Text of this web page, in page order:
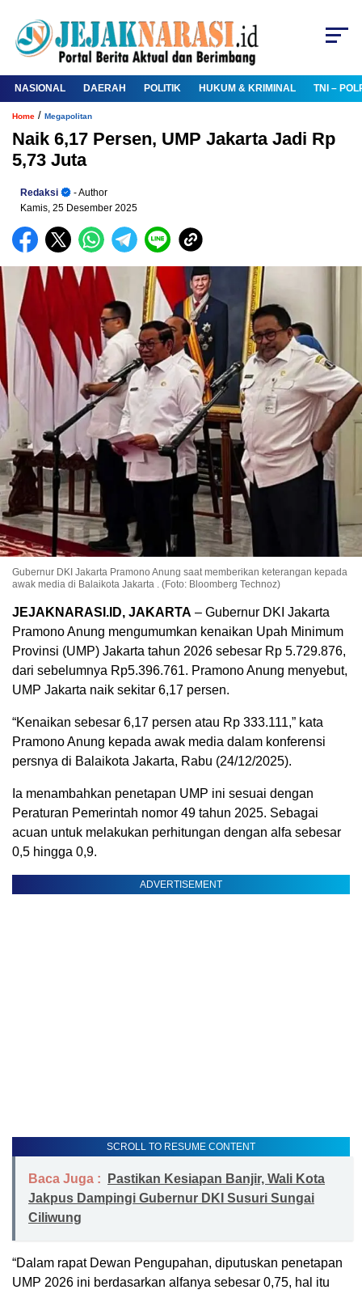
NASIONAL DAERAH POLITIK HUKUM & KRIMINAL TNI –
Home / Megapolitan
Naik 6,17 Persen, UMP Jakarta Jadi Rp
5,73 Juta
Redaksi
- Author
Kamis, 25 Desember 2025
Gubernur DKI Jakarta Pramono Anung saat memberikan keterangan kepada
awak media di Balaikota Jakarta . (Foto: Bloomberg Technoz)
JEJAKNARASI.ID, JAKARTA – Gubernur DKI Jakarta
Pramono Anung mengumumkan kenaikan Upah Minimum
Provinsi (UMP) Jakarta tahun 2026 sebesar Rp 5.729.876,
dari sebelumnya Rp5.396.761. Pramono Anung menyebut,
UMP Jakarta naik sekitar 6,17 persen.
“Kenaikan sebesar 6,17 persen atau Rp 333.111,” kata
Pramono Anung kepada awak media dalam konferensi
persnya di Balaikota Jakarta, Rabu (24/12/2025).
Ia menambahkan penetapan UMP ini sesuai dengan
Peraturan Pemerintah nomor 49 tahun 2025. Sebagai
acuan untuk melakukan perhitungan dengan alfa sebesar
0,5 hingga 0,9.
ADVERTISEMENT
SCROLL TO RESUME CONTENT
Baca Juga :
Pastikan Kesiapan Banjir, Wali Kota
Jakpus Dampingi Gubernur DKI Susuri Sungai
Ciliwung
“Dalam rapat Dewan Pengupahan, diputuskan penetapan
UMP 2026 ini berdasarkan alfanya sebesar 0,75, hal itu